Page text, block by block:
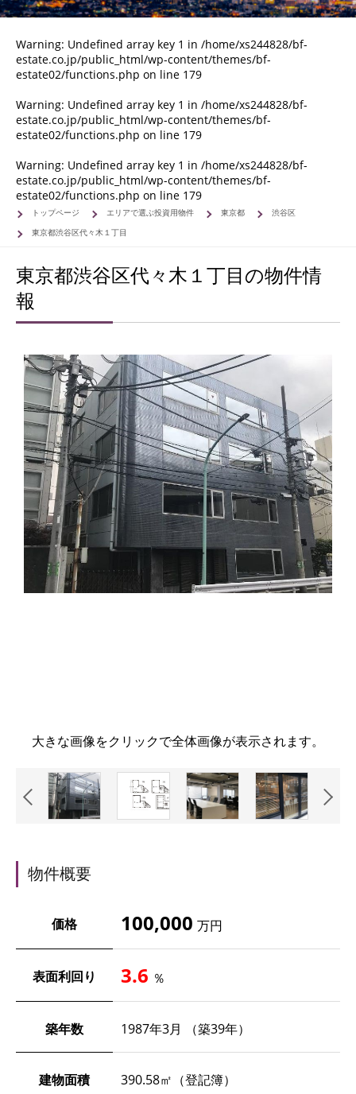
Warning: Undefined array key 1 in /home/xs244828/bf-
estate.co.jp/public_html/wp-content/themes/bf-
estate02/functions.php on line 179
Warning: Undefined array key 1 in /home/xs244828/bf-
estate.co.jp/public_html/wp-content/themes/bf-
estate02/functions.php on line 179
Warning: Undefined array key 1 in /home/xs244828/bf-
estate.co.jp/public_html/wp-content/themes/bf-
estate02/functions.php on line 179
トップページ エリアで選ぶ投資用物件 東京都
渋谷区
東京都渋谷区代々木１丁目
東京都渋谷区代々木１丁目の物件情
報
大きな画像をクリックで全体画像が表示されます。
物件概要
価格 100,000 万円
表面利回り 3.6 ％
築年数 1987年3月 （築39年）
建物面積 390.58㎡（登記簿）